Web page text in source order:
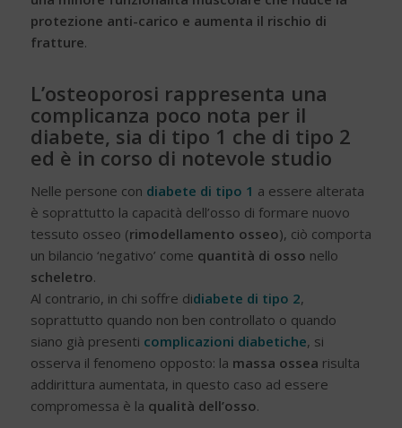
protezione anti-carico e aumenta il rischio di
fratture.
L’osteoporosi rappresenta una
complicanza poco nota per il
diabete, sia di tipo 1 che di tipo 2
ed è in corso di notevole studio
Nelle persone con diabete di tipo 1 a essere alterata
è soprattutto la capacità dell’osso di formare nuovo
tessuto osseo (rimodellamento osseo), ciò comporta
un bilancio ‘negativo’ come quantità di osso nello
scheletro.
Al contrario, in chi soffre didiabete di tipo 2,
soprattutto quando non ben controllato o quando
siano già presenti complicazioni diabetiche, si
osserva il fenomeno opposto: la massa ossea risulta
addirittura aumentata, in questo caso ad essere
compromessa è la qualità dell’osso.